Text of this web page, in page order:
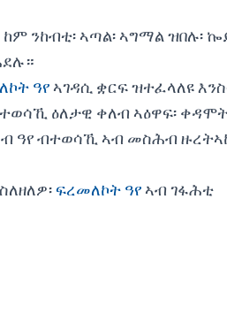
ንከብቲ፡ ኣጣል፡ ኣግማል ዝበሉ፡
ዓየኣገዳሲ ቋርፍ ዝተፈላለዩ
ዕለታዊ ቀለብ ኣዕዋፍ፡
ዓየ ብተወሳኺ ኣብ መስሕብ
ፍረመለኮት ዓየኣብ ገፋሕቲ